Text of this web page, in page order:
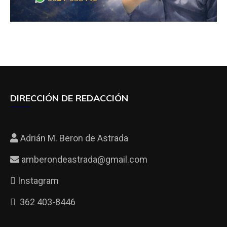
DIRECCIÓN DE REDACCIÓN
Adrián M. Beron de Astrada
amberondeastrada@gmail.com
Instagram
362 403-8446